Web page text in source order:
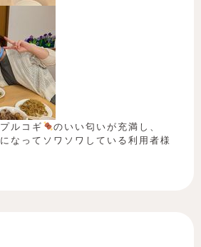
ルコギ
のいい匂いが充満し、
なってソワソワしている利用者様